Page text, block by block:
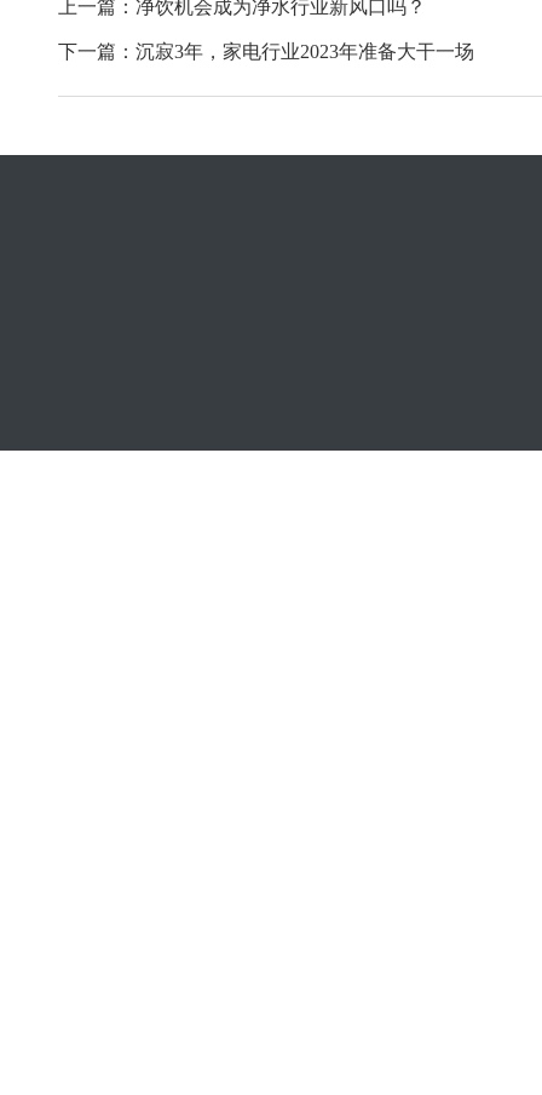
上一篇： 净饮机会成为净水行业新风口吗？
下一篇： 沉寂3年，家电行业2023年准备大干一场